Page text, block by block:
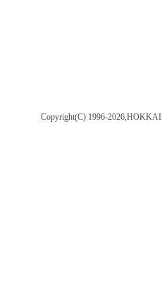
Copyright(C) 1996-